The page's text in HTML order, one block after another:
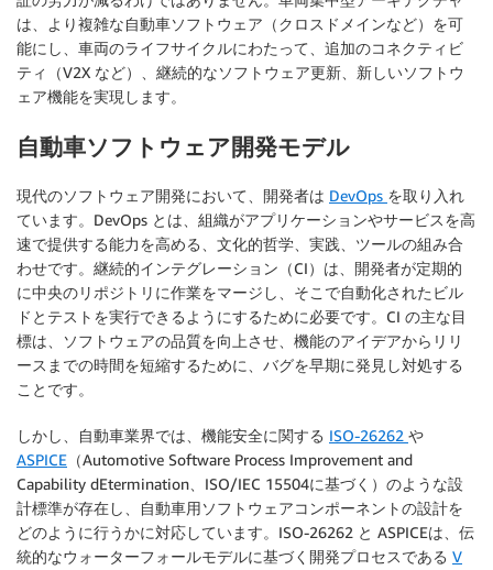
は、より複雑な自動車ソフトウェア（クロスドメインなど）を可
能にし、車両のライフサイクルにわたって、追加のコネクティビ
ティ（V2X など）、継続的なソフトウェア更新、新しいソフトウ
ェア機能を実現します。
自動車ソフトウェア開発モデル
現代のソフトウェア開発において、開発者は DevOps を取り入れ
ています。DevOps とは、組織がアプリケーションやサービスを高
速で提供する能力を高める、文化的哲学、実践、ツールの組み合
わせです。継続的インテグレーション（CI）は、開発者が定期的
に中央のリポジトリに作業をマージし、そこで自動化されたビル
ドとテストを実行できるようにするために必要です。CI の主な目
標は、ソフトウェアの品質を向上させ、機能のアイデアからリリ
ースまでの時間を短縮するために、バグを早期に発見し対処する
ことです。
しかし、自動車業界では、機能安全に関する ISO-26262 や
ASPICE （Automotive Software Process Improvement and
Capability dEtermination、ISO/IEC 15504に基づく）のような設
計標準が存在し、自動車用ソフトウェアコンポーネントの設計を
どのように行うかに対応しています。ISO-26262 と ASPICEは、伝
統的なウォーターフォールモデルに基づく開発プロセスである V